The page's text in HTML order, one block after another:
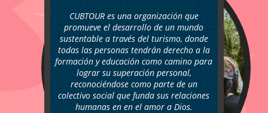
Desarrolladores:
Juan Camilo Peláez Martínez
Jhon Estiven Montoya Rojas
CUBTOUR es una organización que
promueve el desarrollo de un mundo
sustentable a través del turismo, donde
todas las personas tendrán derecho a la
formación y educación como camino para
lograr su superación personal,
reconociéndose como parte de un
colectivo social que funda sus relaciones
humanas en en el amor a Dios.